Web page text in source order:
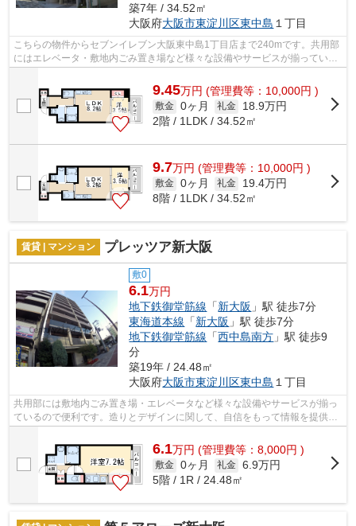
築7年 / 34.52㎡
大阪府大阪市東淀川区東中島 １丁目
こちらの物件からセブンイレブン大阪東中島1丁目店まで240mです。共用部
にはエレベータ・敷地内ごみ置き場など様々な設備やサービスが揃っている
ので便利です。騒音にあまり影響されな...
9.45万円 (管理費等：10,000円 )
敷金 0ヶ月 礼金
18.9万円
2階 / 1LDK / 34.52㎡
9.7万円 (管理費等：10,000円 )
敷金 0ヶ月 礼金
19.4万円
8階 / 1LDK / 34.52㎡
賃貸 | マンション プレッツア新大阪
敷0
6.1万円
地下鉄御堂筋線 「新大阪 」駅 徒歩7分
東海道本線 「新大阪 」駅 徒歩7分
地下鉄御堂筋線 「西中島南方 」駅 徒歩9
分
築19年 / 24.48㎡
大阪府大阪市東淀川区東中島 １丁目
共用部には敷地内ごみ置き場・エレベータなど様々な設備やサービスが揃っ
ているので便利です。造りとデザインに関して、自信をもって情報を提供で
きるマンションです。いつでも快適空...
6.1万円 (管理費等：8,000円 )
敷金 0ヶ月 礼金 6.9万円
5階 / 1R / 24.48㎡